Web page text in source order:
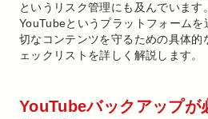
というリスク管理にも及んでいます
YouTubeというプラットフォーム
切なコンテンツを守るための具体的
ェックリストを詳しく解説します。
YouTubeバックアップが